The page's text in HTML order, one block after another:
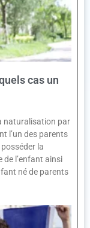
cas un
naturalisation par
l’un des parents
la
l’enfant ainsi
né de parents